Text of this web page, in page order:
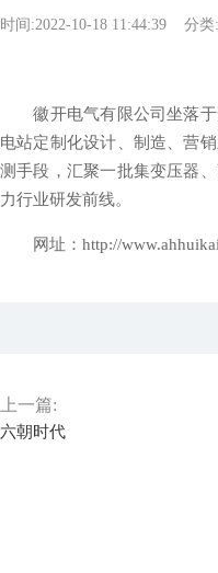
时间:2022-10-18 11:44:39 分类:
徽开电气有限公司坐落于
电站定制化设计、制造、营
测手段，汇聚一批集变压器
力行业研发前线。
网址：http://
上一篇:
六朝时代